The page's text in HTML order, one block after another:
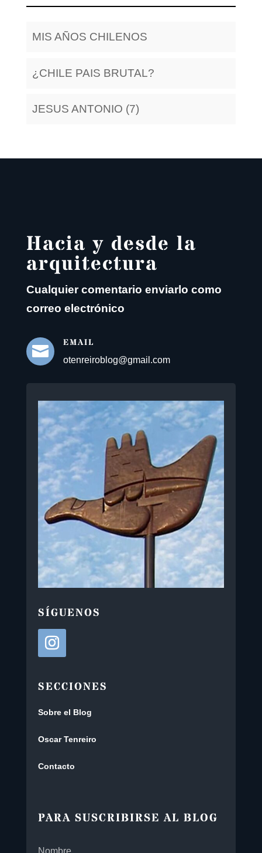
MIS AÑOS CHILENOS
¿CHILE PAIS BRUTAL?
JESUS ANTONIO (7)
Hacia y desde la
arquitectura
Cualquier comentario enviarlo como
correo electrónico

EMAIL
otenreiroblog@gmail.com
SÍGUENOS
SECCIONES
Sobre el Blog
Oscar Tenreiro
Contacto
PARA SUSCRIBIRSE AL BLOG